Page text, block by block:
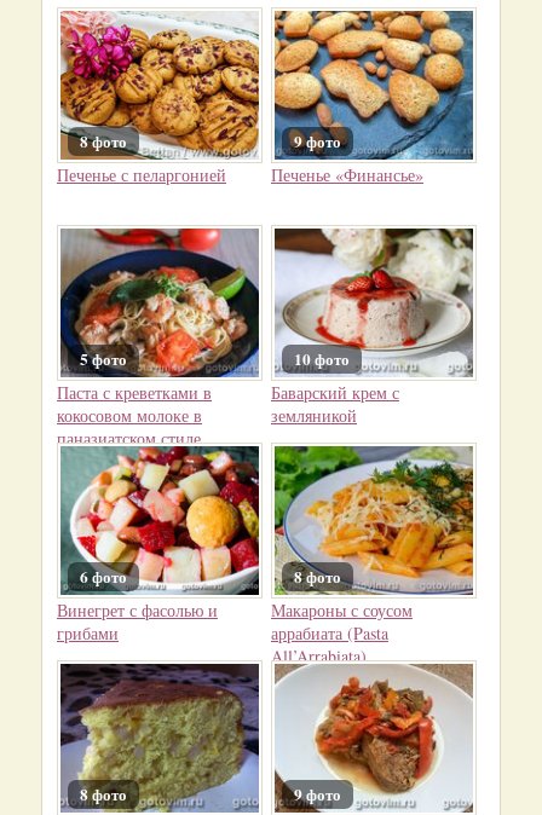
8 фото
Печенье с пеларгонией
9 фото
Печенье «Финансье»
5 фото
Паста с креветками в
кокосовом молоке в
паназиатском стиле
10 фото
Баварский крем с
земляникой
6 фото
Винегрет с фасолью и
грибами
8 фото
Макароны с соусом
аррабиата (Pasta
All’Arrabiata)
8 фото 9 фото